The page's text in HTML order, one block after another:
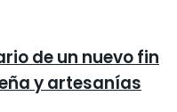
de un nuevo fin
y artesanías